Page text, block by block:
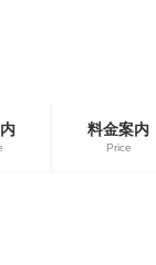
料金案内
Price